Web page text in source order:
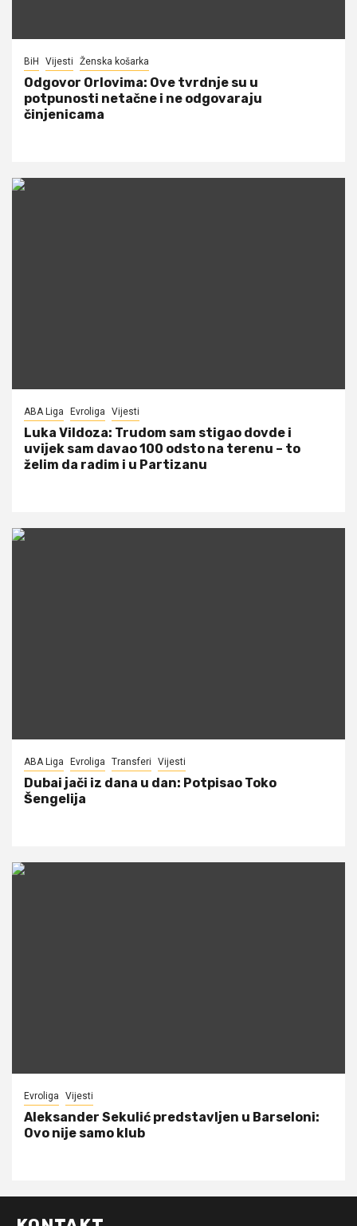
BiH Vijesti Ženska košarka
Odgovor Orlovima: ​Ove tvrdnje su u
potpunosti netačne i ne odgovaraju
činjenicama
ABA Liga Evroliga Vijesti
Luka Vildoza: Trudom sam stigao dovde i
uvijek sam davao 100 odsto na terenu – to
želim da radim i u Partizanu
ABA Liga Evroliga Transferi Vijesti
Dubai jači iz dana u dan: Potpisao Toko
Šengelija
Evroliga Vijesti
Aleksander Sekulić predstavljen u Barseloni:
Ovo nije samo klub